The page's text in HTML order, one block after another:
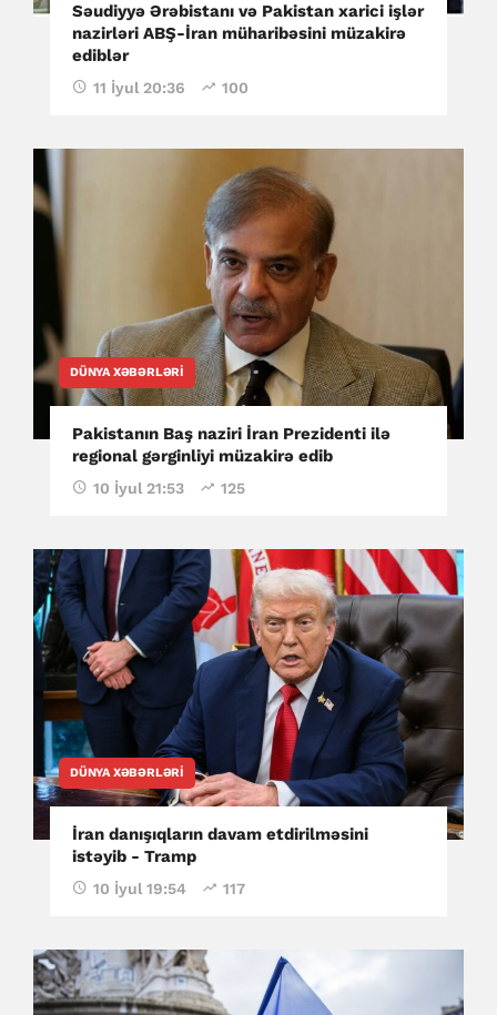
Səudiyyə Ərəbistanı və Pakistan xarici işlər
nazirləri ABŞ-İran müharibəsini müzakirə
ediblər
11 İyul 20:36 100
DÜNYA XƏBƏRLƏRI
Pakistanın Baş naziri İran Prezidenti ilə
regional gərginliyi müzakirə edib
10 İyul 21:53 125
DÜNYA XƏBƏRLƏRI
İran danışıqların davam etdirilməsini
istəyib - Tramp
10 İyul 19:54 117